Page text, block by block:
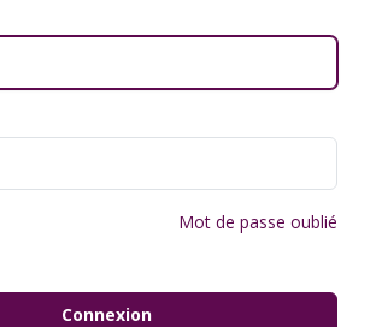
Mot de passe oublié
Connexion